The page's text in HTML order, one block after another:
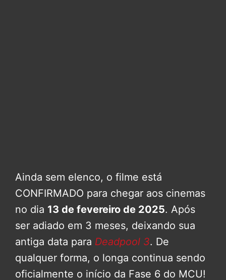
Ainda sem elenco, o filme está
CONFIRMADO para chegar aos cinemas
no dia 13 de fevereiro de 2025. Após
ser adiado em 3 meses, deixando sua
antiga data para Deadpool 3. De
qualquer forma, o longa continua sendo
oficialmente o início da Fase 6 do MCU!